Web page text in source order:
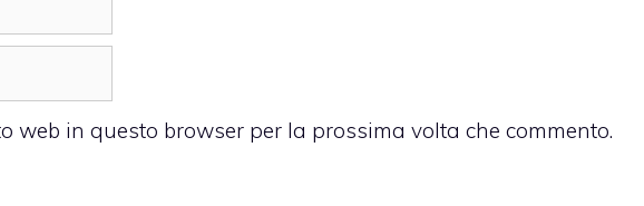
web in questo browser per la prossima volta che commento.